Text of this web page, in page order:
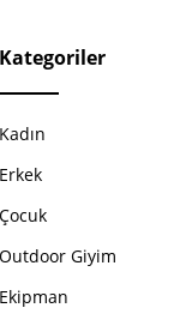
Kategoriler
Kadın
Erkek
Çocuk
Outdoor Giyim
Ekipman